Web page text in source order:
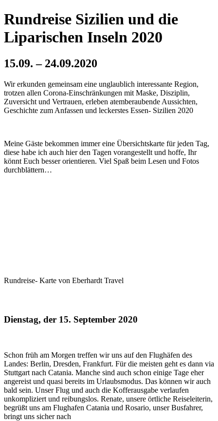
Rundreise Sizilien und die
Liparischen Inseln 2020
15.09. – 24.09.2020
Wir erkunden gemeinsam eine unglaublich interessante Region,
trotzen allen Corona-Einschränkungen mit Maske, Disziplin,
Zuversicht und Vertrauen, erleben atemberaubende Aussichten,
Geschichte zum Anfassen und leckerstes Essen- Sizilien 2020
Meine Gäste bekommen immer eine Übersichtskarte für jeden Tag,
diese habe ich auch hier den Tagen vorangestellt und hoffe, Ihr
könnt Euch besser orientieren. Viel Spaß beim Lesen und Fotos
durchblättern…
Rundreise- Karte von Eberhardt Travel
Dienstag, der 15. September 2020
Schon früh am Morgen treffen wir uns auf den Flughäfen des
Landes: Berlin, Dresden, Frankfurt. Für die meisten geht es dann via
Stuttgart nach Catania. Manche sind auch schon einige Tage eher
angereist und quasi bereits im Urlaubsmodus. Das können wir auch
bald sein. Unser Flug und auch die Kofferausgabe verlaufen
unkompliziert und reibungslos. Renate, unsere örtliche Reiseleiterin,
begrüßt uns am Flughafen Catania und Rosario, unser Busfahrer,
bringt uns sicher nach